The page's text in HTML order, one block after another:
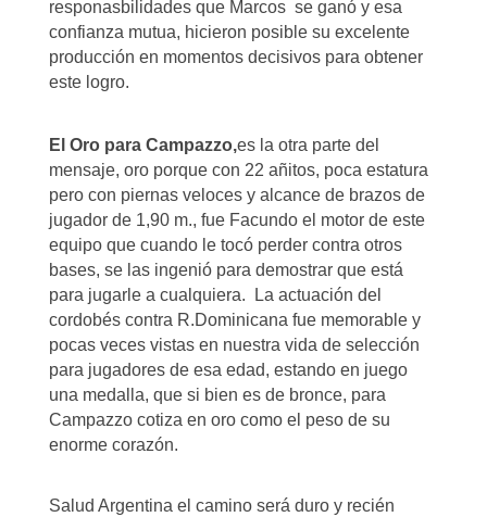
responasbilidades que Marcos se ganó y esa
confianza mutua, hicieron posible su excelente
producción en momentos decisivos para obtener
este logro.
El Oro para Campazzo,es la otra parte del
mensaje, oro porque con 22 añitos, poca estatura
pero con piernas veloces y alcance de brazos de
jugador de 1,90 m., fue Facundo el motor de este
equipo que cuando le tocó perder contra otros
bases, se las ingenió para demostrar que está
para jugarle a cualquiera. La actuación del
cordobés contra R.Dominicana fue memorable y
pocas veces vistas en nuestra vida de selección
para jugadores de esa edad, estando en juego
una medalla, que si bien es de bronce, para
Campazzo cotiza en oro como el peso de su
enorme corazón.
Salud Argentina el camino será duro y recién